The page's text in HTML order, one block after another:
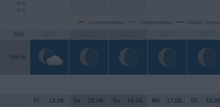
Höchsttemperatur Tiefsttemperatur Aktuelle
0°C
5°C
Min. 22°C 23°C 22°C 22°C 22°C
Nacht
Fr. 14.08. Sa. 15.08. So. 16.08. Mo. 17.08. Di.